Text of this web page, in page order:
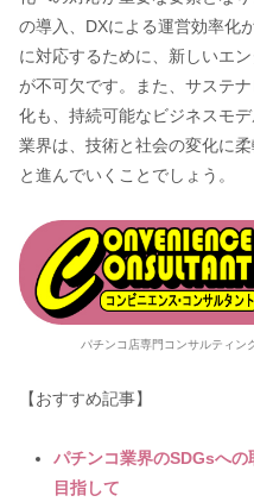
の導入、DXによる運営効率化
に対応するために、新しいエ
が不可欠です。また、サステ
化も、持続可能なビジネスモ
業界は、技術と社会の変化に
と進んでいくことでしょう。
パチンコ店専門コンサルティン
【おすすめ記事】
パチンコ業界のSDGsへ
目指して